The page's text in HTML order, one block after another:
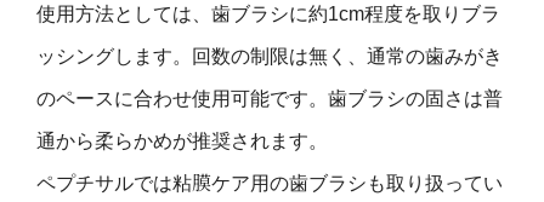
使用方法としては、歯ブラシに約1cm程度を取りブラ
ッシングします。回数の制限は無く、通常の歯みがき
のペースに合わせ使用可能です。歯ブラシの固さは普
通から柔らかめが推奨されます。
ペプチサルでは粘膜ケア用の歯ブラシも取り扱ってい